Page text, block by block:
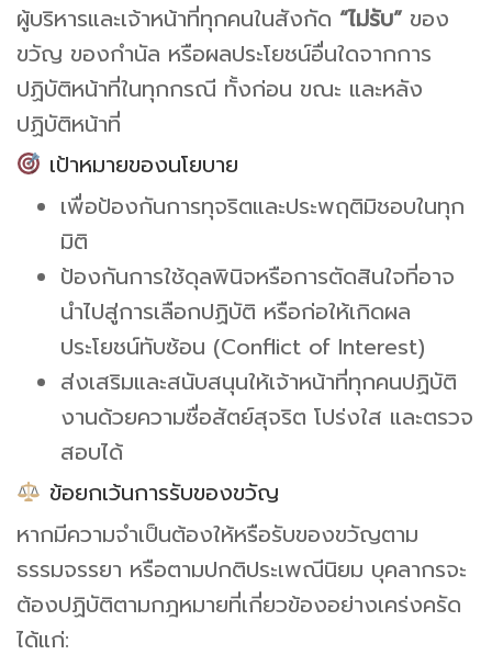
ผู้บริหารและเจ้าหน้าที่ทุกคนในสังกัด “ไม่รับ” ของ
ขวัญ ของกำนัล หรือผลประโยชน์อื่นใดจากการ
ปฏิบัติหน้าที่ในทุกกรณี ทั้งก่อน ขณะ และหลัง
ปฏิบัติหน้าที่
เป้าหมายของนโยบาย
เพื่อป้องกันการทุจริตและประพฤติมิชอบในทุก
มิติ
ป้องกันการใช้ดุลพินิจหรือการตัดสินใจที่อาจ
นำไปสู่การเลือกปฏิบัติ หรือก่อให้เกิดผล
ประโยชน์ทับซ้อน (Conflict of Interest)
ส่งเสริมและสนับสนุนให้เจ้าหน้าที่ทุกคนปฏิบัติ
งานด้วยความซื่อสัตย์สุจริต โปร่งใส และตรวจ
สอบได้
ข้อยกเว้นการรับของขวัญ
หากมีความจำเป็นต้องให้หรือรับของขวัญตาม
ธรรมจรรยา หรือตามปกติประเพณีนิยม บุคลากรจะ
ต้องปฏิบัติตามกฎหมายที่เกี่ยวข้องอย่างเคร่งครัด
ได้แก่: